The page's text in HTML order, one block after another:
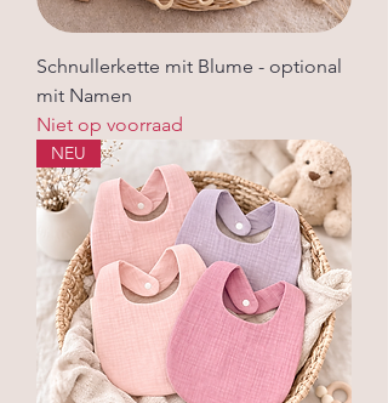
Schnullerkette mit Blume - optional
mit Namen
Niet op voorraad
NEU